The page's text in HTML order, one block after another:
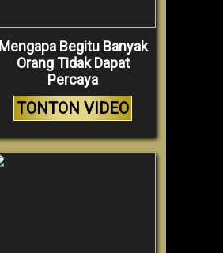
Mengapa Begitu Banyak
Orang Tidak Dapat
Percaya
TONTON VIDEO